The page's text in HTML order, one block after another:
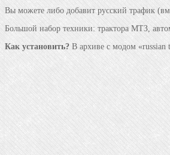
Вы можете либо добавит русский трафик
Большой набор техники: трактора МТЗ,
Как установить? В архиве с модом «russian